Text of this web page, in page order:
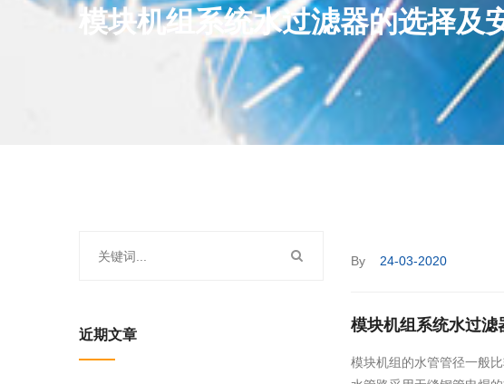
模块机组系统水过滤器的选择及
By 24-03-2020
模块机组系统水过滤
模块机组的水管管径一般
近期文章